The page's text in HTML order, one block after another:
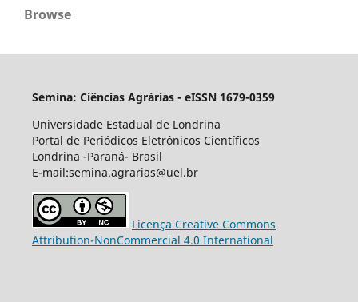
Browse
Semina: Ciências Agrárias - eISSN 1679-0359
Universidade Estadual de Londrina
Portal de Periódicos Eletrônicos Científicos
Londrina -Paraná- Brasil
E-mail:semina.agrarias@uel.br
Licença Creative Commons
Attribution-NonCommercial 4.0 International